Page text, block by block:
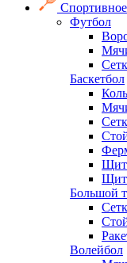
Футбол
Баскетбол
Большой
Волейбол